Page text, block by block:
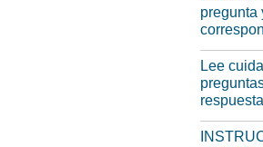
pregunta
Lee